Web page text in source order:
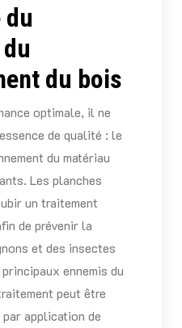
du
du bois
optimale, il ne
de qualité : le
du matériau
Les planches
un traitement
de prévenir la
et des insectes
ennemis du
peut être
application de